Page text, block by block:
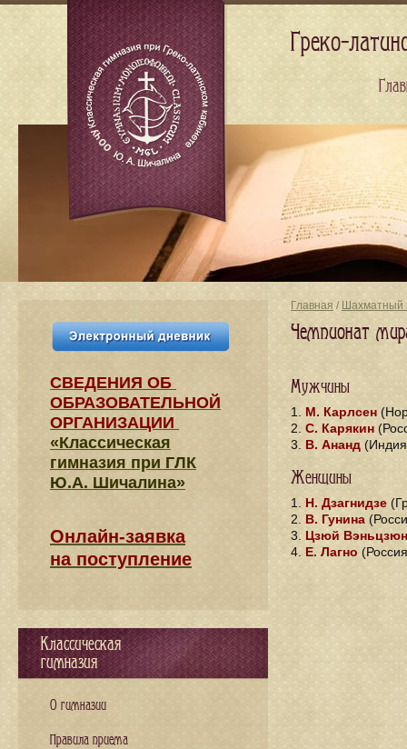
Главная / Шахматный
Чемпионат
Мужчины
1. М. Карлсен
2. С. Карякин
3. В. Ананд
Женщины
1. Н. Дзагнидзе
2. В. Гунина
3. Цзюй
4. Е. Лагно
СВЕДЕНИЯ​ ОБ
ОБРАЗОВАТЕЛЬНОЙ
ОРГАНИЗАЦИИ
«Классическая
гимназия при ГЛК
Ю.А. Шичалина»
Онлайн-заявка
на поступление
Классическая
гимназия
О гимназии
Правила приема
Греко-